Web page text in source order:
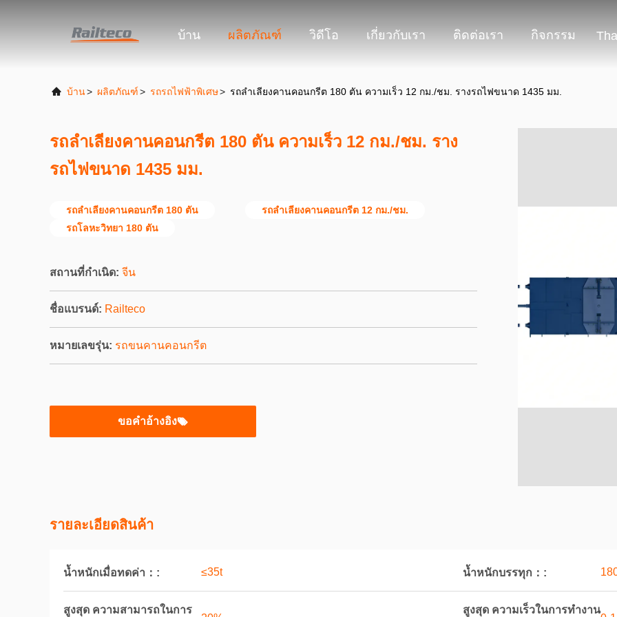
บ้าน ผลิตภัณฑ์ วิดีโอ เกี่ยวกับเรา ติดต่อเรา กิจกรรม
บ้าน> ผลิตภัณฑ์> รถรถไฟฟ้าพิเศษ> รถลำเลียงคานคอนกรีต 180 ตัน ความเร็ว 12 กม./ชม. รางรถไฟขนาด 1435 มม.
รถลำเลียงคานคอนกรีต 180 ตัน ความเร็ว 12 กม./ชม. ราง
รถไฟขนาด 1435 มม.
รถลำเลียงคานคอนกรีต 180 ตัน
รถลำเลียงคานคอนกรีต 12 กม./ชม.
รถโลหะวิทยา 180 ตัน
สถานที่กำเนิด: จีน
ชื่อแบรนด์: Railteco
หมายเลขรุ่น: รถขนคานคอนกรีต
ขอคําอ้างอิง
รายละเอียดสินค้า
น้ำหนักเมื่อทดค่า：: ≤35t น้ำหนักบรรทุก：:
สูงสุด ความสามารถในการ สูงสุด ความเร็วในการทำงาน